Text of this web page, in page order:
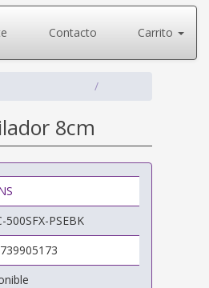
Contacto Carrito
8cm
500SFX-PSEBK